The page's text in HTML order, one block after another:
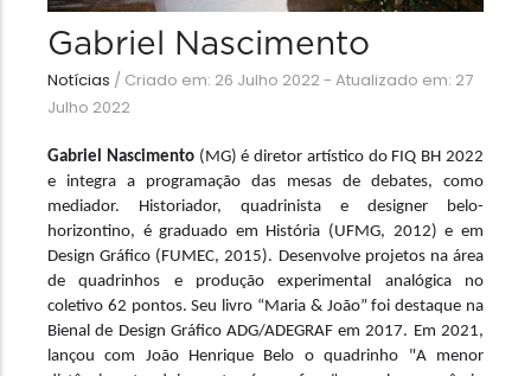
Gabriel Nascimento
Notícias / Criado em: 26 Julho 2022 - Atualizado em: 27
Julho 2022
Gabriel Nascimento (MG) é diretor artístico do FIQ BH 2022
e integra a programação das mesas de debates, como
mediador. Historiador, quadrinista e designer belo-
horizontino, é graduado em História (UFMG, 2012) e em
Design Gráfico (FUMEC, 2015). Desenvolve projetos na área
de quadrinhos e produção experimental analógica no
coletivo 62 pontos. Seu livro “Maria & João” foi destaque na
Bienal de Design Gráfico ADG/ADEGRAF em 2017. Em 2021,
lançou com João Henrique Belo o quadrinho "A menor